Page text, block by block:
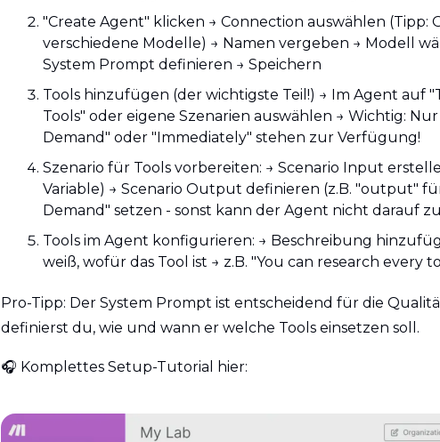
"Create Agent" klicken → Connection auswählen (Tipp:
verschiedene Modelle) → Namen vergeben → Modell
System Prompt definieren → Speichern
Tools hinzufügen (der wichtigste Teil!) → Im Agent auf
Tools" oder eigene Szenarien auswählen → Wichtig:
Demand" oder "Immediately" stehen zur Verfügung!
Szenario für Tools vorbereiten: → Scenario Input
Variable) → Scenario Output definieren (z.B. "output"
Demand" setzen - sonst kann der Agent nicht darauf
Tools im Agent konfigurieren: → Beschreibung
weiß, wofür das Tool ist → z.B. "You can research every
Pro-Tipp: Der System Prompt ist entscheidend für die
definierst du, wie und wann er welche Tools einsetzen soll.
🎧 Komplettes Setup-Tutorial hier: